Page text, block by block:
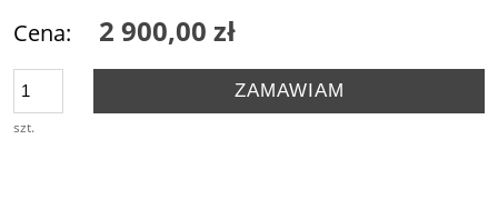
Cena: 2 900,00 zł
szt.
ZAMAWIAM